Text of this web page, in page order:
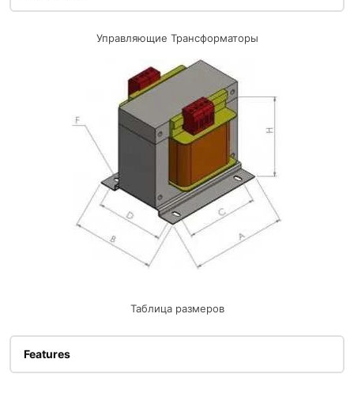
Управляющие Трансформаторы
Таблица размеров
Features